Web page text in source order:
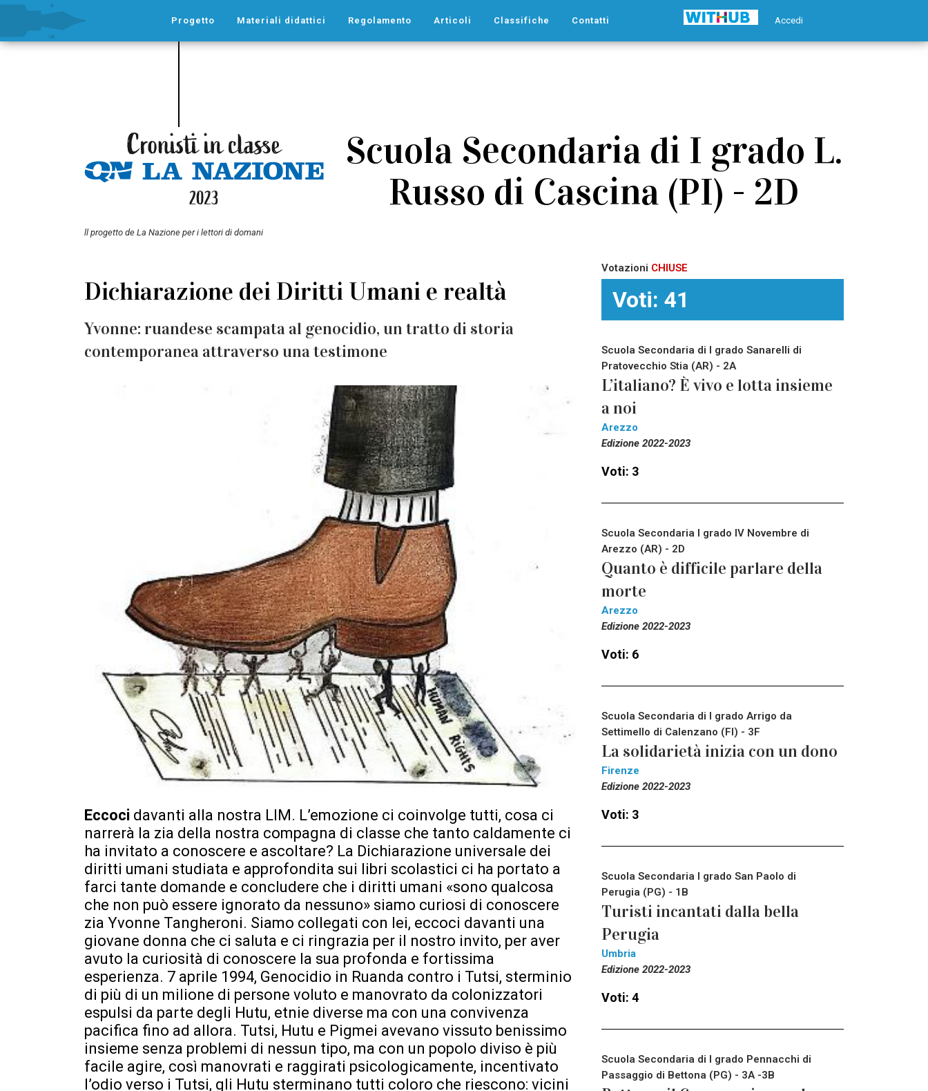
Accedi
Progetto Materiali didattici Regolamento Articoli Classifiche Contatti
ll progetto de La Nazione per i lettori di domani
Scuola Secondaria di I grado L.
Russo di Cascina (PI) - 2D
Dichiarazione dei Diritti Umani e realtà
Yvonne: ruandese scampata al genocidio, un tratto di storia
contemporanea attraverso una testimone
Eccoci davanti alla nostra LIM. L’emozione ci coinvolge tutti, cosa ci
narrerà la zia della nostra compagna di classe che tanto caldamente ci
ha invitato a conoscere e ascoltare? La Dichiarazione universale dei
diritti umani studiata e approfondita sui libri scolastici ci ha portato a
farci tante domande e concludere che i diritti umani «sono qualcosa
che non può essere ignorato da nessuno» siamo curiosi di conoscere
zia Yvonne Tangheroni. Siamo collegati con lei, eccoci davanti una
giovane donna che ci saluta e ci ringrazia per il nostro invito, per aver
avuto la curiosità di conoscere la sua profonda e fortissima
esperienza. 7 aprile 1994, Genocidio in Ruanda contro i Tutsi, sterminio
di più di un milione di persone voluto e manovrato da colonizzatori
espulsi da parte degli Hutu, etnie diverse ma con una convivenza
pacifica fino ad allora. Tutsi, Hutu e Pigmei avevano vissuto benissimo
insieme senza problemi di nessun tipo, ma con un popolo diviso è più
facile agire, così manovrati e raggirati psicologicamente, incentivato
l’odio verso i Tutsi, gli Hutu sterminano tutti coloro che riescono: vicini
Votazioni CHIUSE
Voti: 41
Scuola Secondaria di I grado Sanarelli di
Pratovecchio Stia (AR) - 2A
L’italiano? È vivo e lotta insieme
a noi
Arezzo
Edizione 2022-2023
Voti: 3
Scuola Secondaria I grado IV Novembre di
Arezzo (AR) - 2D
Quanto è difficile parlare della
morte
Arezzo
Edizione 2022-2023
Voti: 6
Scuola Secondaria di I grado Arrigo da
Settimello di Calenzano (FI) - 3F
La solidarietà inizia con un dono
Firenze
Edizione 2022-2023
Voti: 3
Scuola Secondaria I grado San Paolo di
Perugia (PG) - 1B
Turisti incantati dalla bella
Perugia
Umbria
Edizione 2022-2023
Voti: 4
Scuola Secondaria di I grado Pennacchi di
Passaggio di Bettona (PG) - 3A -3B